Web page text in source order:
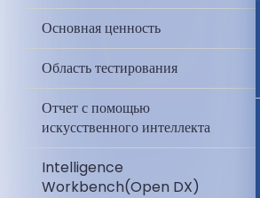
Основная ценность
Область тестирования
Отчет с помощью
искусственного интеллекта
Intelligence
Workbench(Open DX)